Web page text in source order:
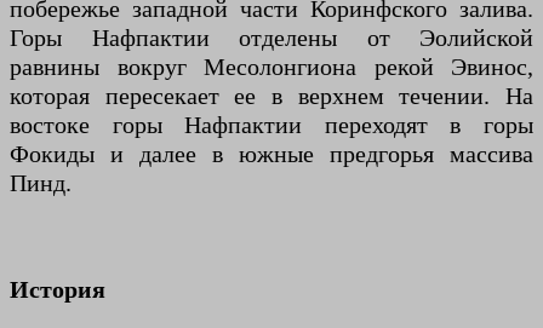
побережье западной части Коринфского залива.
Горы Нафпактии отделены от Эолийской
равнины вокруг Месолонгиона рекой Эвинос,
которая пересекает ее в верхнем течении. На
востоке горы Нафпактии переходят в горы
Фокиды и далее в южные предгорья массива
Пинд.
История